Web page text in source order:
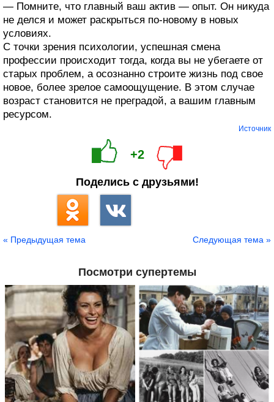
— Помните, что главный ваш актив — опыт. Он никуда
не делся и может раскрыться по-новому в новых
условиях.
С точки зрения психологии, успешная смена
профессии происходит тогда, когда вы не убегаете от
старых проблем, а осознанно строите жизнь под свое
новое, более зрелое самоощущение. В этом случае
возраст становится не преградой, а вашим главным
ресурсом.
Источник
+2
Поделись с друзьями!
« Предыдущая тема Следующая тема »
Посмотри супертемы